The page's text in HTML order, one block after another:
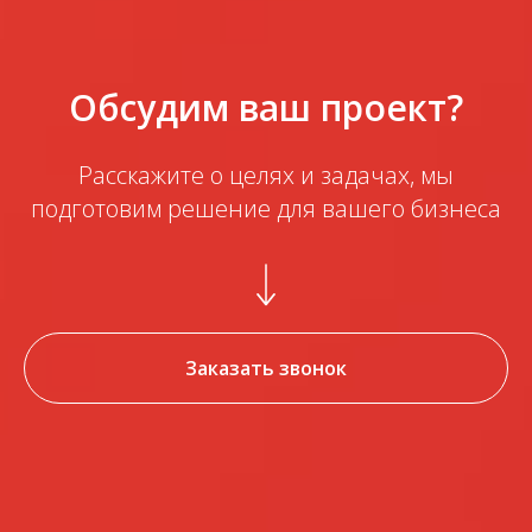
Обсудим ваш проект?
Расскажите о целях и задачах, мы
подготовим решение для вашего бизнеса
Заказать звонок